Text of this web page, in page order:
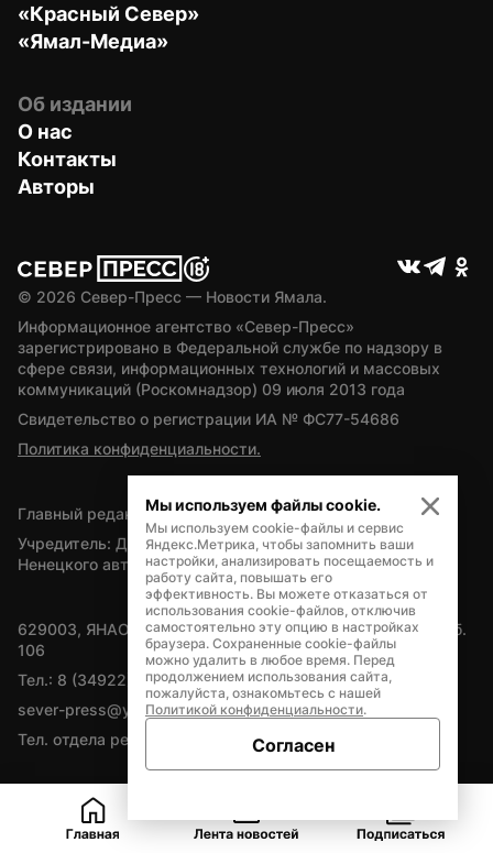
«Красный Север»
«Ямал-Медиа»
Об издании
О нас
Контакты
Авторы
© 2026 Север-Пресс — Новости Ямала.
Информационное агентство «Север-Пресс»
зарегистрировано в Федеральной службе по надзору в
сфере связи, информационных технологий и массовых
коммуникаций (Роскомнадзор) 09 июля 2013 года
Свидетельство о регистрации ИА № ФС77-54686
Политика конфиденциальности.
Главный редактор — А.Л. Поздеев
Учредитель: Департамент внутренней политики Ямало-
Ненецкого автономного округа
629003, ЯНАО, Салехард, мкр. Богдана Кнунянца, д.1, каб.
106
Тел.: 8 (34922) 71262
sever-press@yamal-media.ru
Тел. отдела рекламы: 8 (34922) 42728
Мы используем файлы cookie.
Мы используем cookie-файлы и сервис
Яндекс.Метрика, чтобы запомнить ваши
настройки, анализировать посещаемость и
работу сайта, повышать его
эффективность. Вы можете отказаться от
использования cookie-файлов, отключив
самостоятельно эту опцию в настройках
браузера. Сохраненные cookie-файлы
можно удалить в любое время. Перед
продолжением использования сайта,
пожалуйста, ознакомьтесь с нашей
Политикой конфиденциальности.
Согласен